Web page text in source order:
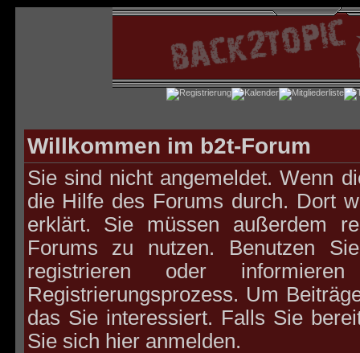
Willkommen im b2t-Forum
Sie sind nicht angemeldet. Wenn
die Hilfe des Forums durch. Dort
erklärt. Sie müssen außerdem
Forums zu nutzen. Benutzen
registrieren oder informieren
Registrierungsprozess. Um
das Sie interessiert. Falls Sie
Sie sich hieranmelden.